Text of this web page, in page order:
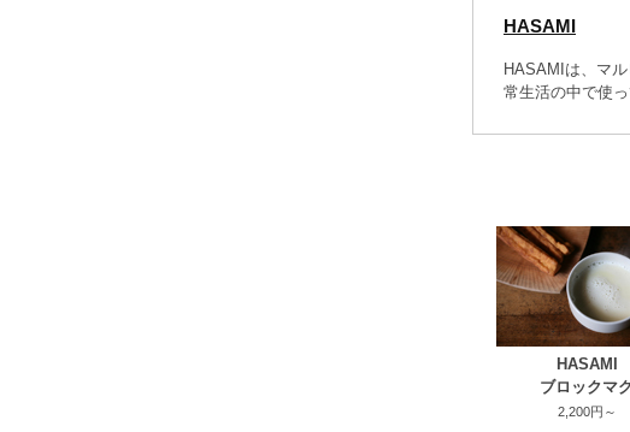
HASAMI
HASAMIは、マ
常生活の中で使
HASAMI
ブロックマ
2,200円～